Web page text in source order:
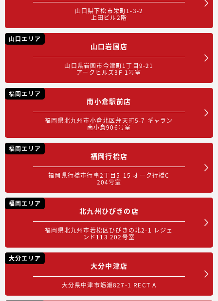
山口県下松市栄町1-3-2
上田ビル2階
山口エリア
山口岩国店
山口県岩国市今津町1丁目9-21
アークヒルズ3F 1号室
福岡エリア
南小倉駅前店
福岡県北九州市小倉北区弁天町5-7 ギャラン
南小倉906号室
福岡エリア
福岡行橋店
福岡県行橋市行事2丁目5-15 オーク行橋C
204号室
福岡エリア
北九州ひびきの店
福岡県北九州市若松区ひびきの北2-1 レジェ
ンド113 202号室
大分エリア
大分中津店
大分県中津市蛎瀬827-1 RECT A